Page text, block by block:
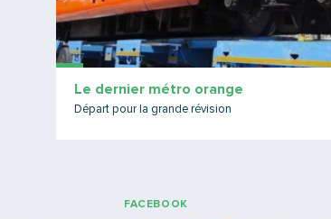
Le dernier métro orange
Départ pour la grande révision
FACEBOOK